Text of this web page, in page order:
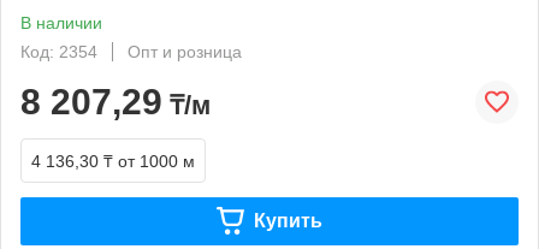
В наличии
Код: 2354
Опт и розница
8 207,29 ₸/м
4 136,30 ₸ от 1000 м
Купить